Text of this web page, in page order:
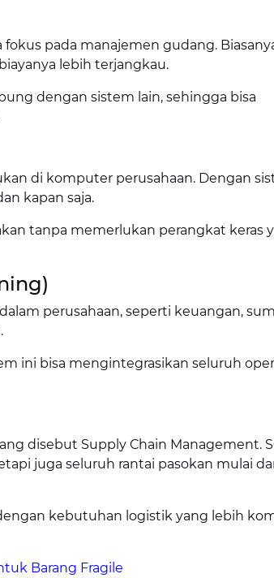
pada manajemen gudang.
lebih terjangkau.
dengan sistem lain, sehingga bisa
di komputer perusahaan. Dengan
kapan saja.
tanpa memerlukan perangkat keras
perusahaan, seperti keuangan,
ini bisa mengintegrasikan seluruh
disebut Supply Chain Management.
juga seluruh rantai pasokan mulai
kebutuhan logistik yang lebih
Barang Fragile